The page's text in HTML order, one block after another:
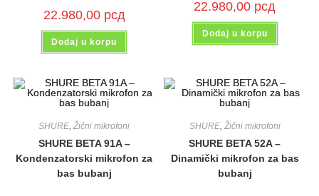
22.980,00 рсд
Dodaj u korpu
22.980,00 рсд
Dodaj u korpu
SHURE ,Žični mikrofoni
SHURE BETA 91A –
Kondenzatorski mikrofon za
bas bubanj
SHURE, Žični mikrofoni
SHURE BETA 52A –
Dinamički mikrofon za bas
bubanj